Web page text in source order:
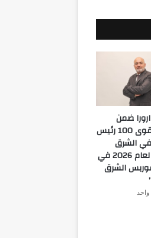
ضمن
قائمة أقوى 100 رئيس
الشرق
الأوسط لعام 2026 في
الشرق
واحد